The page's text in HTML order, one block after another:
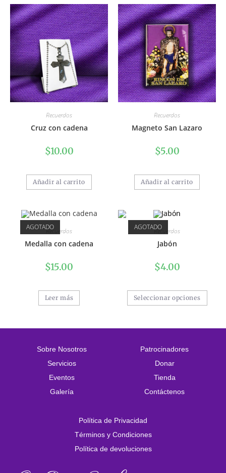
Recuerdos
Cruz con cadena
$10.00
Añadir al carrito
Recuerdos
Magneto San Lazaro
$5.00
Añadir al carrito
AGOTADORecuerdos
Medalla con cadena
$15.00
Leer más
AGOTADORecuerdos
Jabón
$4.00
Seleccionar opciones
Sobre Nosotros
Servicios
Eventos
Galería
Patrocinadores
Donar
Tienda
Contáctenos
Política de Privacidad
Términos y Condiciones
Política de devoluciones